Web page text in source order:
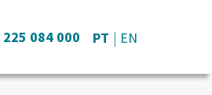
225 084 000 PT EN